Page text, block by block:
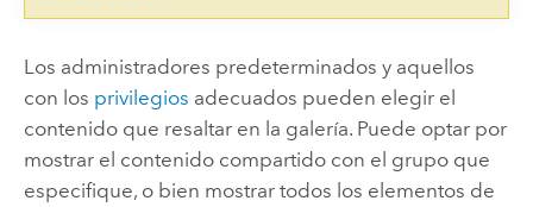
Los administradores predeterminados y aquellos
con los privilegios adecuados pueden elegir el
contenido que resaltar en la galería. Puede optar por
mostrar el contenido compartido con el grupo que
especifique, o bien mostrar todos los elementos de